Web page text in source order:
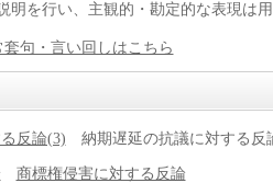
明を行い、主観的・勘定的な表現は
句・言い回しはこちら
反論(3) 納期遅延の抗議に対する反
商標権侵害に対する反論